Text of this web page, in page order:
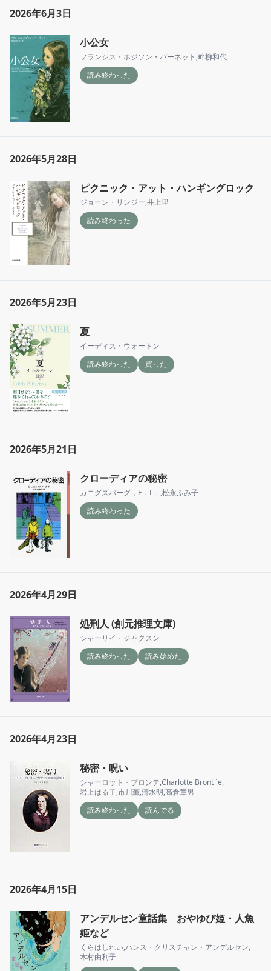
2026年6月3日
小公女
フランシス・ホジソン・バーネット ,畔柳和代
読み終わった
2026年5月28日
ピクニック・アット・ハンギングロック
ジョーン・リンジー,井上里
読み終わった
2026年5月23日
夏
イーディス・ウォートン
読み終わった
買った
2026年5月21日
クローディアの秘密
カニグズバーグ，E．L． ,松永ふみ子
読み終わった
2026年4月29日
処刑人 (創元推理文庫)
シャーリイ・ジャクスン
読み終わった
読み始めた
2026年4月23日
秘密・呪い
シャーロット・ブロンテ,Charlotte Bront¨e,
岩上はる子,市川薫,清水明,高倉章男
読み終わった
読んでる
2026年4月15日
アンデルセン童話集 おやゆび姫・人魚
姫など
くらはしれい,ハンス・クリスチャン・アンデルセン,
木村由利子